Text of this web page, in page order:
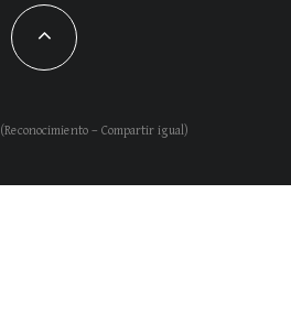
– Compartir igual)